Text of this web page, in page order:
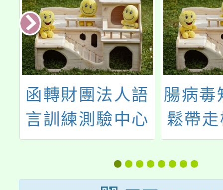
函轉財團法人語
言訓練測驗中心
辦理「全民英
檢」中級及中高
腸病毒
鬆帶